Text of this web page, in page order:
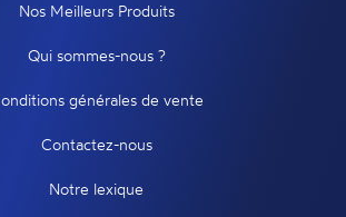
Nos Meilleurs Produits
Qui sommes-nous ?
générales de vente
Contactez-nous
Notre lexique